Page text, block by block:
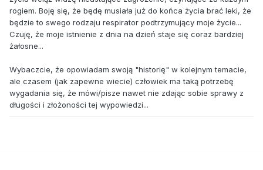
rogiem. Boję się, że będę musiała już do końca życia brać leki, że
będzie to swego rodzaju respirator podtrzymujący moje życie...
Czuję, że moje istnienie z dnia na dzień staje się coraz bardziej
żałosne...
Wybaczcie, że opowiadam swoją "historię" w kolejnym temacie,
ale czasem (jak zapewne wiecie) człowiek ma taką potrzebę
wygadania się, że mówi/pisze nawet nie zdając sobie sprawy z
długości i złożoności tej wypowiedzi...